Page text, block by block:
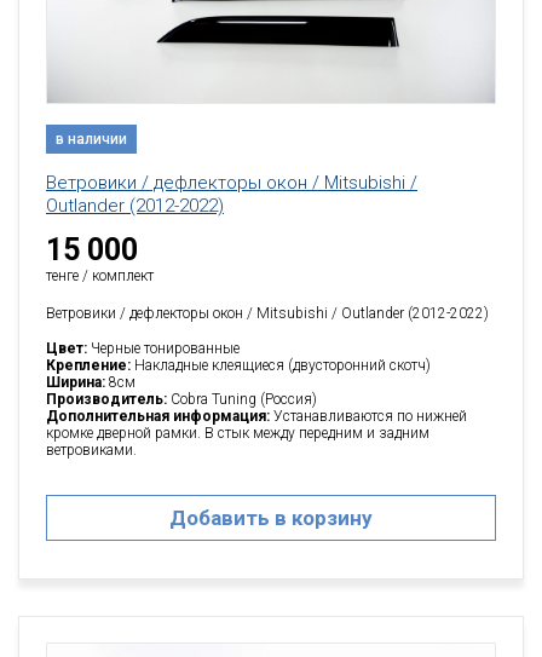
в наличии
Ветровики / дефлекторы окон / Mitsubishi /
Outlander (2012-2022)
15 000
тенге / комплект
Ветровики / дефлекторы окон / Mitsubishi / Outlander (2012-2022)
Цвет: Черные тонированные
Крепление: Накладные клеящиеся (двусторонний скотч)
Ширина: 8см
Производитель: Cobra Tuning (Россия)
Дополнительная информация: Устанавливаются по нижней
кромке дверной рамки. В стык между передним и задним
ветровиками.
Добавить в корзину